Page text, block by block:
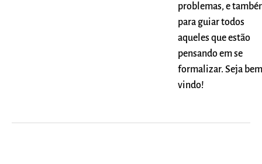
problemas, e
para guiar todos
aqueles que estão
pensando em se
formalizar. Seja bem
vindo!